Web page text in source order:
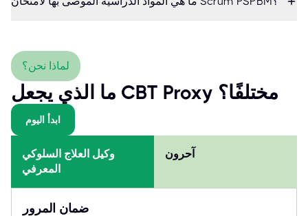
لماذا نحن؟
ما الذي يجعل CBT Proxy مختلفًا؟
ابدأ اليوم
وكيل العلاج السلوكي
المعرفي
آحرون
ضمان المرور